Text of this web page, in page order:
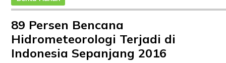
89 Persen Bencana
Hidrometeorologi Terjadi di
Indonesia Sepanjang 2016